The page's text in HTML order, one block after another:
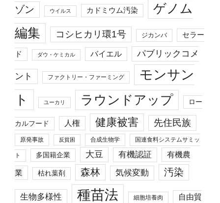
ゾン ウイルス カドミウム汚染
ゲノム
編集
コシヒカリ環1号 ジカンバ セラー
ド ダウ・ケミカル バイエル パブリックコメ
ント ファクトリー・ファーミング
モンサン
ト
ユーカリ ラウンドアップ ロー
カルフード 人権 健康被害 先住民族
原発事故 反貧困 合成生物学 国連食料システムサミッ
ト 多国籍企業 大豆 有機認証 有機農
業 枯れ葉剤 森林 気候変動 汚染
生物多様性 種苗法 細胞培養肉 自由貿